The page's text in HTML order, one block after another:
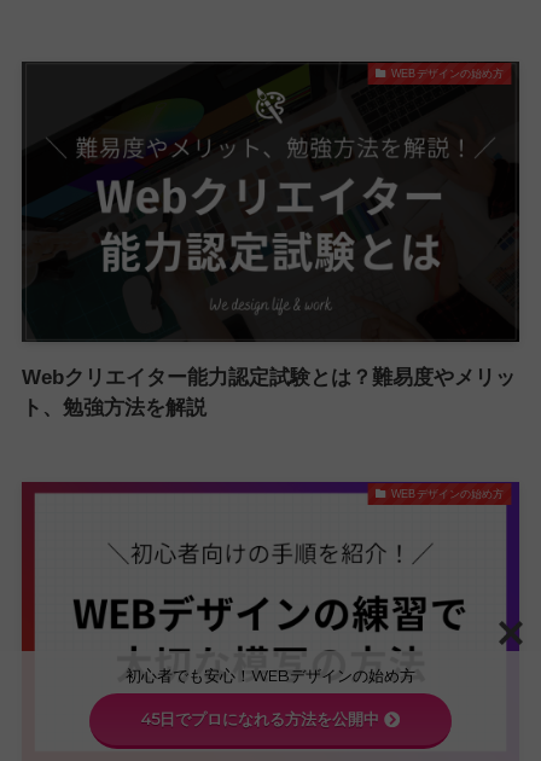
WEBデザインの始め方
Webクリエイター能力認定試験とは？難易度やメリッ
ト、勉強方法を解説
WEBデザインの始め方
初心者でも安心！WEBデザインの始め方
45日でプロになれる方法を公開中